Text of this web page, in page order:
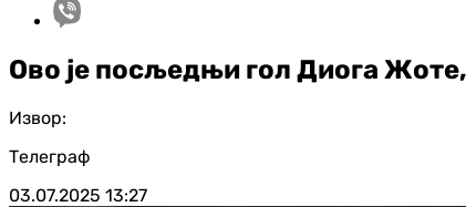
Ово је посљедњи гол Диога Жоте,
Извор:
Телеграф
03.07.2025 13:27